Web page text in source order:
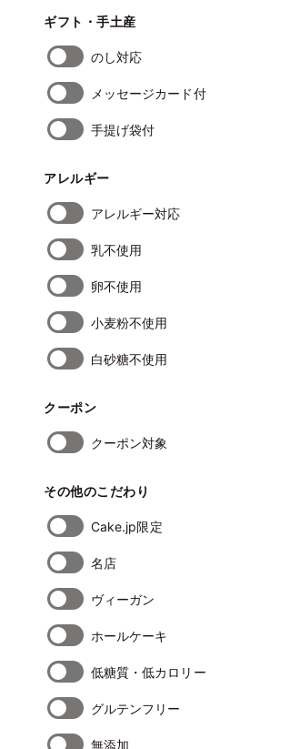
ギフト・手土産
のし対応
メッセージカード付
手提げ袋付
アレルギー
アレルギー対応
乳不使用
卵不使用
小麦粉不使用
白砂糖不使用
クーポン
クーポン対象
その他のこだわり
Cake.jp限定
名店
ヴィーガン
ホールケーキ
低糖質・低カロリー
グルテンフリー
無添加